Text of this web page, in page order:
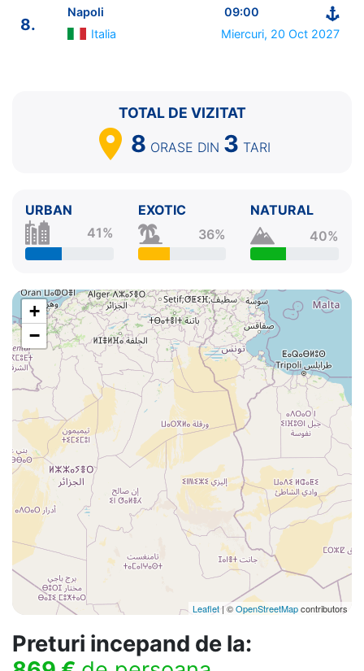
8.
Napoli
09:00
Italia
Miercuri, 20 Oct 2027
TOTAL DE VIZITAT
8 ORASE DIN 3 TARI
URBAN
41%
EXOTIC
36%
NATURAL
40%
+
−
Leaflet | ©OpenStreetMapcontributors
Preturi incepand de la: